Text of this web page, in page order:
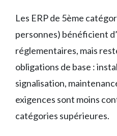
Les ERP de 5ème
personnes) bénéficient
réglementaires, mais
obligations de base :
signalisation,
exigences sont moins
catégories supérieures.